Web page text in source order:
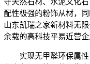
配性极强的粉饰从材，
山东凯瑞之家新材料无
余载的高科技平易近营企
实现无甲醛环保属性